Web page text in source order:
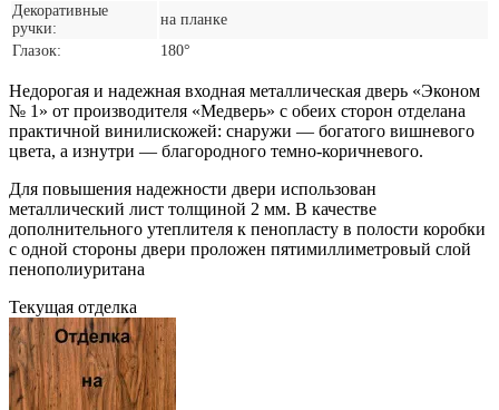
Декоративные
ручки:
на планке
Глазок:
180°
Недорогая и надежная входная металлическая дверь «Эконом
№ 1» от производителя «Медверь» с обеих сторон отделана
практичной винилискожей: снаружи — богатого вишневого
цвета, а изнутри — благородного темно-коричневого.
Для повышения надежности двери использован
металлический лист толщиной 2 мм. В качестве
дополнительного утеплителя к пенопласту в полости коробки
с одной стороны двери проложен пятимиллиметровый слой
пенополиуритана
Текущая отделка